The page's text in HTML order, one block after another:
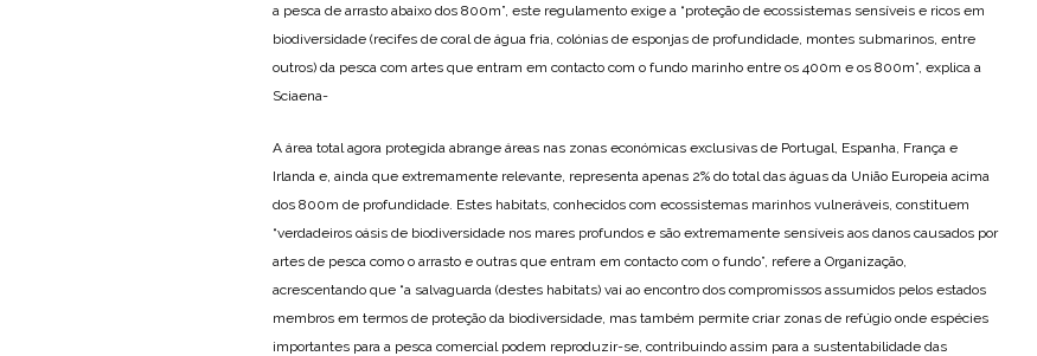
a pesca de arrasto abaixo dos 800m”, este regulamento exige a “proteção de ecossistemas sensíveis e ricos em
biodiversidade (recifes de coral de água fria, colónias de esponjas de profundidade, montes submarinos, entre
outros) da pesca com artes que entram em contacto com o fundo marinho entre os 400m e os 800m”, explica a
Sciaena-
A área total agora protegida abrange áreas nas zonas económicas exclusivas de Portugal, Espanha, França e
Irlanda e, ainda que extremamente relevante, representa apenas 2% do total das águas da União Europeia acima
dos 800m de profundidade. Estes habitats, conhecidos com ecossistemas marinhos vulneráveis, constituem
“verdadeiros oásis de biodiversidade nos mares profundos e são extremamente sensíveis aos danos causados por
artes de pesca como o arrasto e outras que entram em contacto com o fundo”, refere a Organização,
acrescentando que “a salvaguarda (destes habitats) vai ao encontro dos compromissos assumidos pelos estados
membros em termos de proteção da biodiversidade, mas também permite criar zonas de refúgio onde espécies
importantes para a pesca comercial podem reproduzir-se, contribuindo assim para a sustentabilidade das